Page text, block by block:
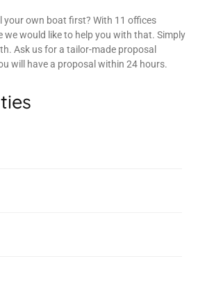
your own boat first? With 11 offices
we would like to help you with that. Simply
Ask us for a tailor-made proposal
will have a proposal within 24 hours.